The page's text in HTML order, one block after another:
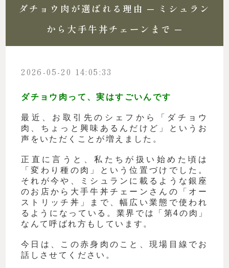
ダチョウ肉が選ばれる理由 ─ ミシュラン
から大手牛丼チェーンまで ─
2026-05-20 14:05:33
ダチョウ肉って、実はすごいんです
最近、お取引先のシェフから「ダチョウ
肉、ちょっと興味あるんだけど」というお
声をいただくことが増えました。
正直に言うと、私たちが扱い始めた頃は
「変わり種の肉」という位置づけでした。
それが今や、ミシュランに載るような銀座
のお店から大手牛丼チェーンさんの「オー
ストリッチ丼」まで、幅広い業態で使われ
るようになっている。業界では「第4の肉」
なんて呼ばれ方もしています。
今日は、この赤身肉のこと、現場目線でお
話しさせてください。